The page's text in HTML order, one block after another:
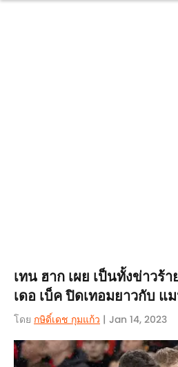
เทน ฮาก เผย เป็นทั้งข่าวร้
เดอ เบ็ค ปิดเทอมยาวกับ แ
โดย กษิดิ์เดช กุมแก้ว | Jan 14, 2023